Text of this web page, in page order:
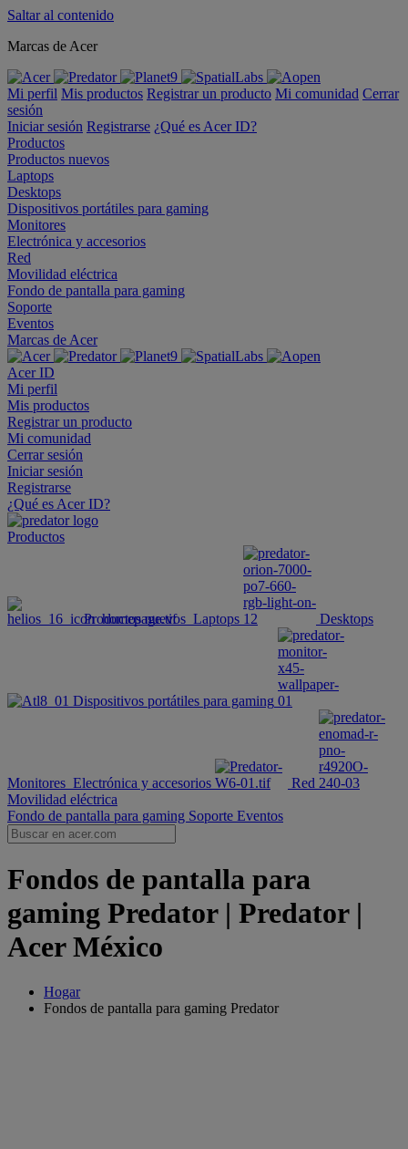
Saltar al contenido
Marcas de Acer
Mi perfil Mis productos Registrar un producto Mi comunidad Cerrar
sesión
Iniciar sesión Registrarse ¿Qué es Acer ID?
Productos
Productos nuevos
Laptops
Desktops
Dispositivos portátiles para gaming
Monitores
Electrónica y accesorios
Red
Movilidad eléctrica
Fondo de pantalla para gaming
Soporte
Eventos
Marcas de Acer
Acer ID
Mi perfil
Mis productos
Registrar un producto
Mi comunidad
Cerrar sesión
Iniciar sesión
Registrarse
¿Qué es Acer ID?
Productos
Productos nuevos Laptops Desktops
Dispositivos portátiles para gaming
Monitores Electrónica y accesorios
Red
Movilidad eléctrica
Fondo de pantalla para gaming Soporte Eventos
Fondos de pantalla para
gaming Predator | Predator |
Acer México
Hogar
Fondos de pantalla para gaming Predator